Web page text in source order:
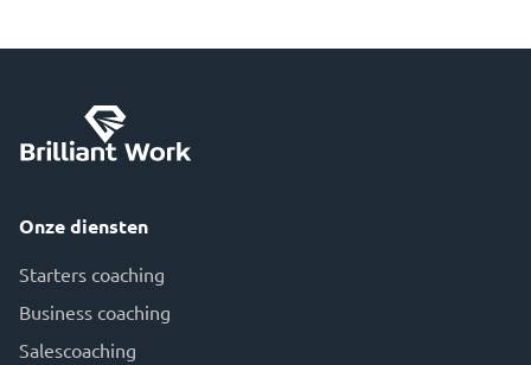
Onze diensten
Starters coaching
Business coaching
Salescoaching